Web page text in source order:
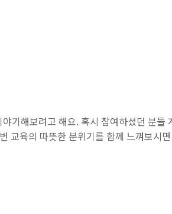
야기해보려고 해요. 혹시 참여하셨던 분들
교육의 따뜻한 분위기를 함께 느껴보시